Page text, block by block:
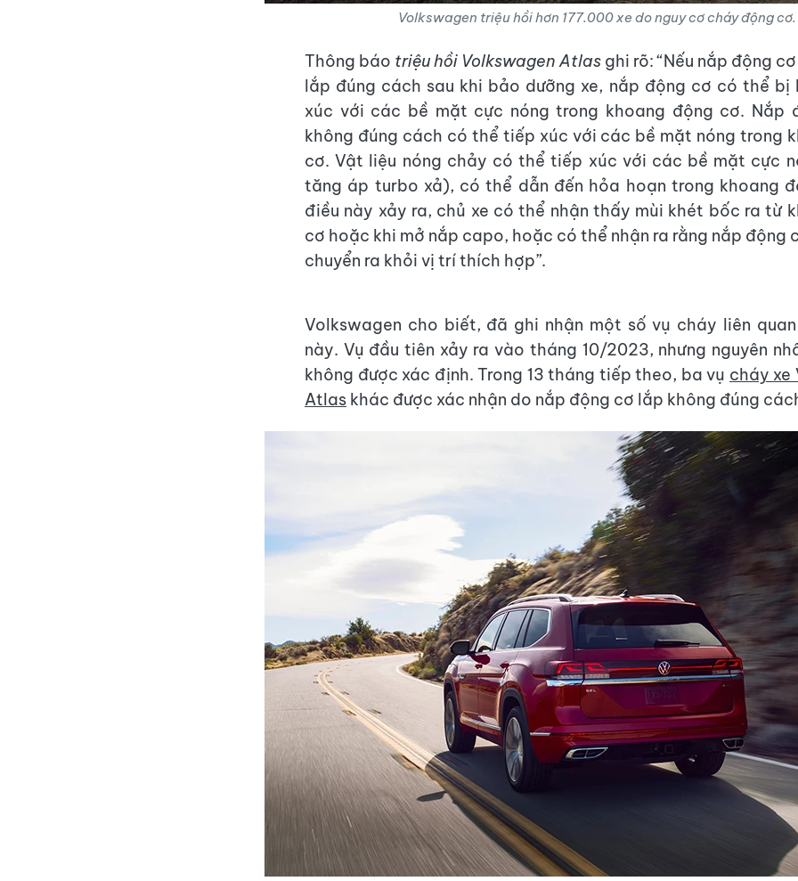
Volkswagen triệu hồi hơn 177.000 xe do nguy cơ cháy động cơ.
Thông báo triệu hồi Volkswagen Atlas ghi rõ: “Nếu nắp động
lắp đúng cách sau khi bảo dưỡng xe, nắp động cơ có thể bị
xúc với các bề mặt cực nóng trong khoang động cơ. Nắp
không đúng cách có thể tiếp xúc với các bề mặt nóng trong
cơ. Vật liệu nóng chảy có thể tiếp xúc với các bề mặt cực
tăng áp turbo xả), có thể dẫn đến hỏa hoạn trong khoang
điều này xảy ra, chủ xe có thể nhận thấy mùi khét bốc ra từ
cơ hoặc khi mở nắp capo, hoặc có thể nhận ra rằng nắp động
chuyển ra khỏi vị trí thích hợp”.
Volkswagen cho biết, đã ghi nhận một số vụ cháy liên
này. Vụ đầu tiên xảy ra vào tháng 10/2023, nhưng nguyên
không được xác định. Trong 13 tháng tiếp theo, ba vụ cháy xe
Atlas khác được xác nhận do nắp động cơ lắp không đúng